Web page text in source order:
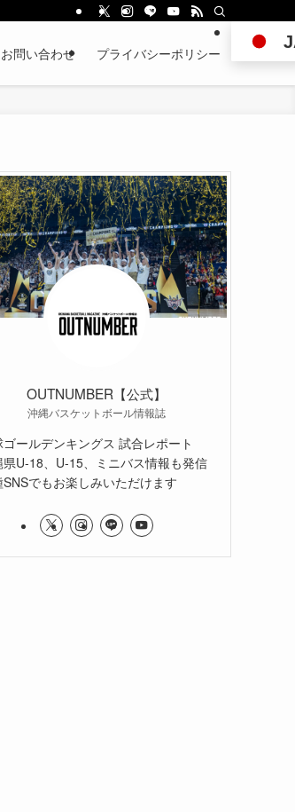
お問い合わせ プライバシーポリシー
OUTNUMBER【公式】
沖縄バスケットボール情報誌
ールデンキングス 試合レポート
県U-18、U-15、ミニバス情報も発信
SNSでもお楽しみいただけます